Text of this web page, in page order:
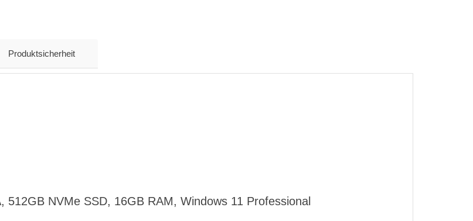
Produktsicherheit
NVMe SSD, 16GB RAM, Windows 11 Professional